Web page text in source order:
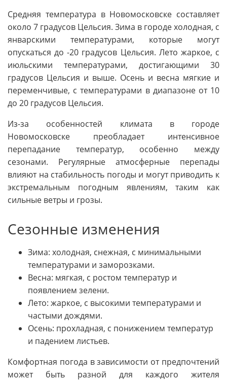
Средняя температура в Новомосковске составляет
около 7 градусов Цельсия. Зима в городе холодная, с
январскими температурами, которые могут
опускаться до -20 градусов Цельсия. Лето жаркое, с
июльскими температурами, достигающими 30
градусов Цельсия и выше. Осень и весна мягкие и
переменчивые, с температурами в диапазоне от 10
до 20 градусов Цельсия.
Из-за особенностей климата в городе
Новомосковске преобладает интенсивное
перепадание температур, особенно между
сезонами. Регулярные атмосферные перепады
влияют на стабильность погоды и могут приводить к
экстремальным погодным явлениям, таким как
сильные ветры и грозы.
Сезонные изменения
Зима: холодная, снежная, с минимальными
температурами и заморозками.
Весна: мягкая, с ростом температур и
появлением зелени.
Лето: жаркое, с высокими температурами и
частыми дождями.
Осень: прохладная, с понижением температур
и падением листьев.
Комфортная погода в зависимости от предпочтений
может быть разной для каждого жителя